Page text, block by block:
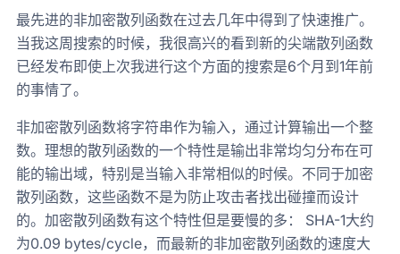
最先进的非加密散列函数在过去几年中得到了快速推广。
当我这周搜索的时候，我很高兴的看到新的尖端散列函数
已经发布即使上次我进行这个方面的搜索是6个月到1年前
的事情了。
非加密散列函数将字符串作为输入，通过计算输出一个整
数。理想的散列函数的一个特性是输出非常均匀分布在可
能的输出域，特别是当输入非常相似的时候。不同于加密
散列函数，这些函数不是为防止攻击者找出碰撞而设计
的。加密散列函数有这个特性但是要慢的多： SHA-1大约
为0.09 bytes/cycle，而最新的非加密散列函数的速度大